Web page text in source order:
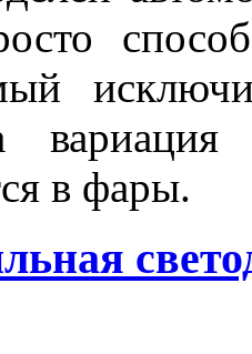
вариация
в фары.